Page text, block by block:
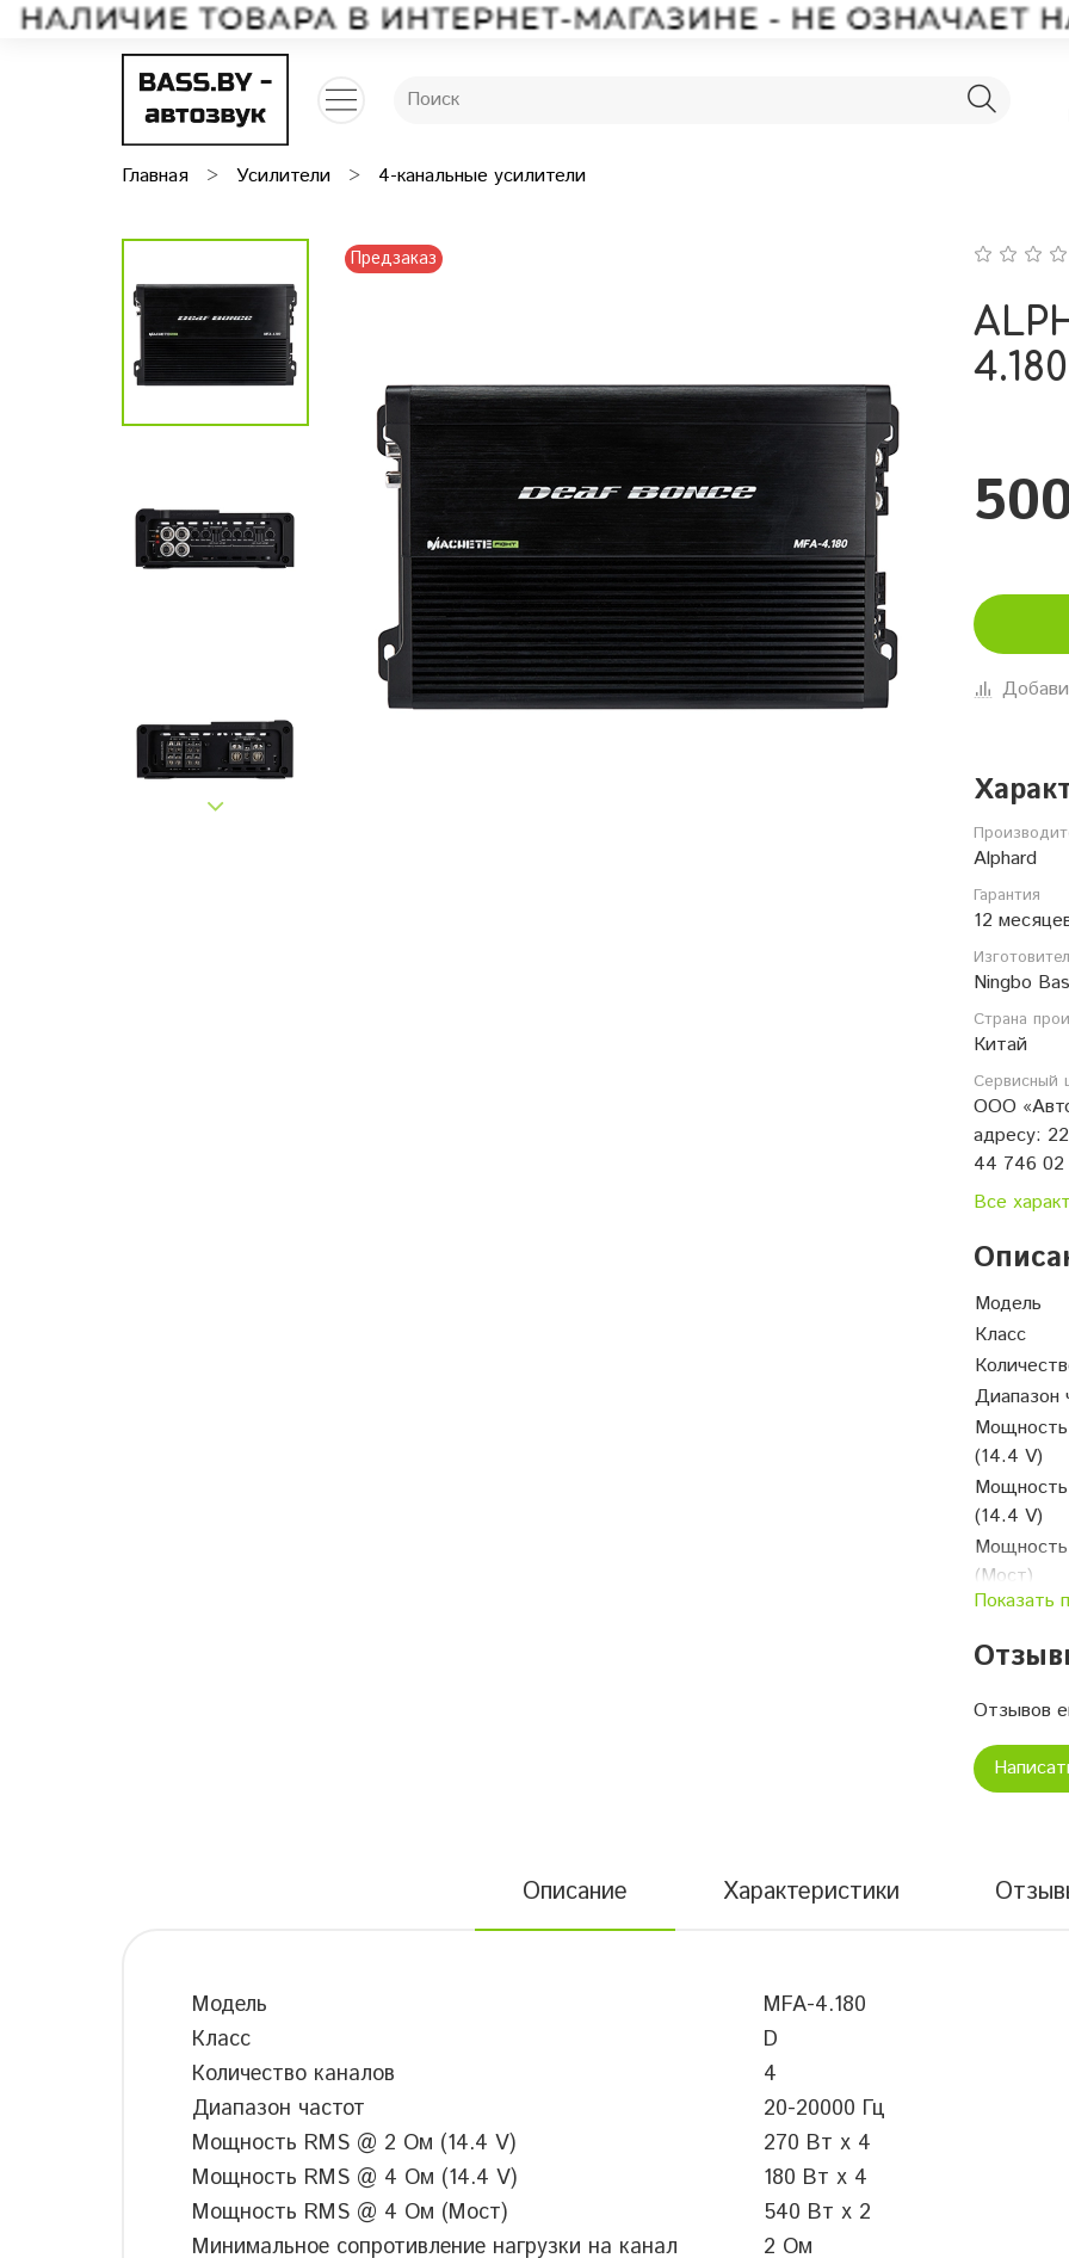
Главная Усилители 4-канальные усилители
Предзаказ
4.180
Alphard
Гарантия
12
Ningbo
Страна
Китай
Сервисный
ООО
адресу:
44 746 02
Все
Модель
Класс
Диапазон
(14.4 V)
(14.4 V)
(Мост)
на канал
Входная
Фильтр
Показать
Отзывов
Описание Характеристики
Модель
MFA-4.180
Класс
D
Количество каналов
4
Диапазон частот
20-20000 Гц
Мощность RMS @ 2 Ом (14.4 V)
270 Вт x 4
Мощность RMS @ 4 Ом (14.4 V)
180 Вт x 4
Мощность RMS @ 4 Ом (Мост)
540 Вт x 2
Минимальное сопротивление нагрузки на канал
2 Ом